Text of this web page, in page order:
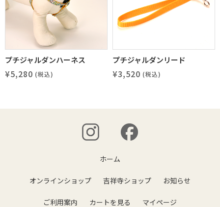
プチジャルダンハーネス
¥5,280 (税込)
プチジャルダンリード
¥3,520 (税込)
ホーム
オンラインショップ 吉祥寺ショップ お知らせ
ご利用案内 カートを見る マイページ